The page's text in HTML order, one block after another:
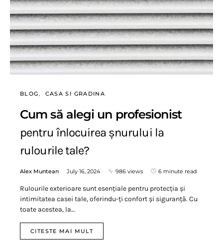
BLOG CASA SI GRADINA
Cum să alegi un profesionist
pentru înlocuirea șnurului la
rulourile tale?
Alex Muntean July 16, 2024 986 views 6 minute read
Rulourile exterioare sunt esențiale pentru protecția și
intimitatea casei tale, oferindu-ți confort și siguranță. Cu
toate acestea, la…
CITESTE MAI MULT